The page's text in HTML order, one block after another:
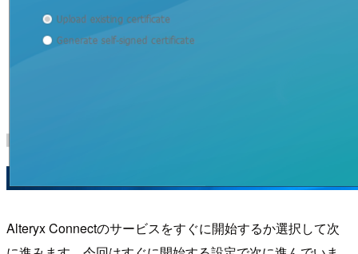
Alteryx Connectのサービスをすぐに開始するか選択して次